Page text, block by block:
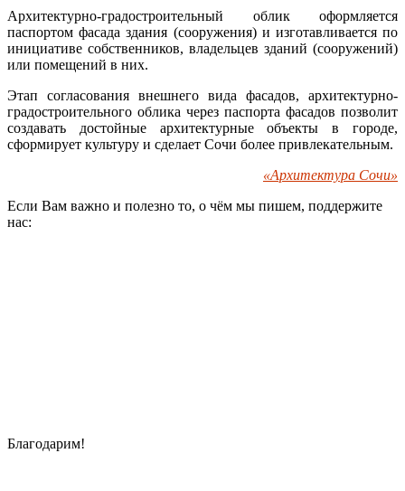
Архитектурно-градостроительный облик оформляется
паспортом фасада здания (сооружения) и изготавливается по
инициативе собственников, владельцев зданий (сооружений)
или помещений в них.
Этап согласования внешнего вида фасадов, архитектурно-
градостроительного облика через паспорта фасадов позволит
создавать достойные архитектурные объекты в городе,
сформирует культуру и сделает Сочи более привлекательным.
«Архитектура Сочи»
Если Вам важно и полезно то, о чём мы пишем, поддержите
нас:
Благодарим!